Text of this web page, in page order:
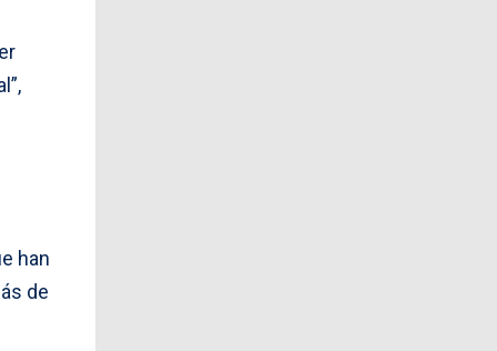
han
de